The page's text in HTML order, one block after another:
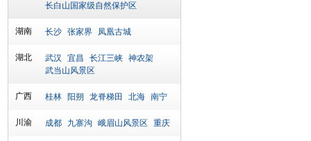
长白山国家级自然保护区
湖南 长沙 张家界 凤凰古城
湖北 武汉 宜昌 长江三峡 神农架
武当山风景区
广西 桂林 阳朔 龙脊梯田 北海 南宁
川渝 成都 九寨沟 峨眉山风景区 重庆